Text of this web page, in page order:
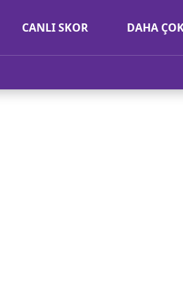
CANLI SKOR DAHA